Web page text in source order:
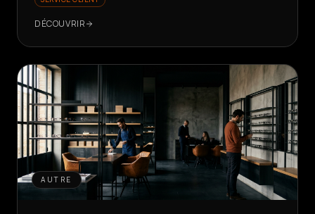
DÉCOUVRIR
AUTRE